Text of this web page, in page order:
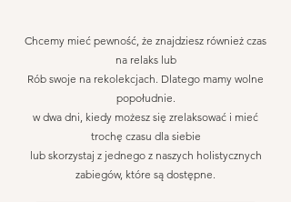
Chcemy mieć pewność, że znajdziesz również czas
na relaks lub
Rób swoje na rekolekcjach. Dlatego mamy wolne
popołudnie.
w dwa dni, kiedy możesz się zrelaksować i mieć
trochę czasu dla siebie
lub skorzystaj z jednego z naszych holistycznych
zabiegów, które są dostępne.